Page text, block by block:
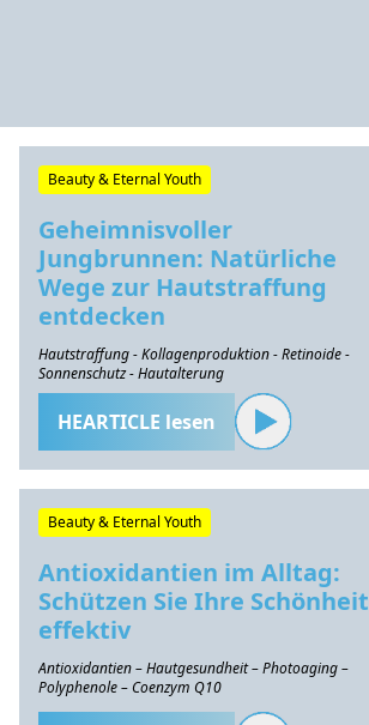
Beauty & Eternal Youth
Geheimnisvoller
Jungbrunnen: Natürliche
Wege zur Hautstraffung
entdecken
Hautstraffung - Kollagenproduktion - Retinoide -
Sonnenschutz - Hautalterung
HEARTICLE lesen
Beauty & Eternal Youth
Antioxidantien im Alltag:
Schützen Sie Ihre Schönheit
effektiv
Antioxidantien – Hautgesundheit – Photoaging –
Polyphenole – Coenzym Q10